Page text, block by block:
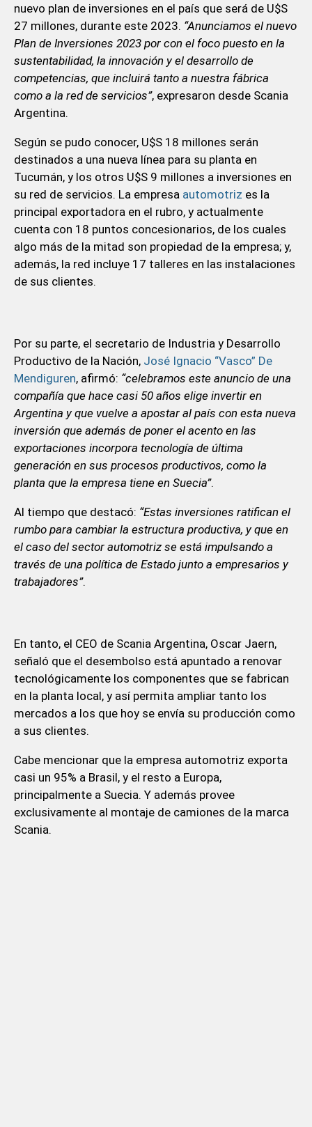
nuevo plan de inversiones en el país que será de U$S
27 millones, durante este 2023. “Anunciamos el nuevo
Plan de Inversiones 2023 por con el foco puesto en la
sustentabilidad, la innovación y el desarrollo de
competencias, que incluirá tanto a nuestra fábrica
como a la red de servicios”, expresaron desde Scania
Argentina.
Según se pudo conocer, U$S 18 millones serán
destinados a una nueva línea para su planta en
Tucumán, y los otros U$S 9 millones a inversiones en
su red de servicios. La empresa automotriz es la
principal exportadora en el rubro, y actualmente
cuenta con 18 puntos concesionarios, de los cuales
algo más de la mitad son propiedad de la empresa; y,
además, la red incluye 17 talleres en las instalaciones
de sus clientes.
Por su parte, el secretario de Industria y Desarrollo
Productivo de la Nación, José Ignacio “Vasco” De
Mendiguren, afirmó: “celebramos este anuncio de una
compañía que hace casi 50 años elige invertir en
Argentina y que vuelve a apostar al país con esta nueva
inversión que además de poner el acento en las
exportaciones incorpora tecnología de última
generación en sus procesos productivos, como la
planta que la empresa tiene en Suecia”.
Al tiempo que destacó: “Estas inversiones ratifican el
rumbo para cambiar la estructura productiva, y que en
el caso del sector automotriz se está impulsando a
través de una política de Estado junto a empresarios y
trabajadores”.
En tanto, el CEO de Scania Argentina, Oscar Jaern,
señaló que el desembolso está apuntado a renovar
tecnológicamente los componentes que se fabrican
en la planta local, y así permita ampliar tanto los
mercados a los que hoy se envía su producción como
a sus clientes.
Cabe mencionar que la empresa automotriz exporta
casi un 95% a Brasil, y el resto a Europa,
principalmente a Suecia. Y además provee
exclusivamente al montaje de camiones de la marca
Scania.